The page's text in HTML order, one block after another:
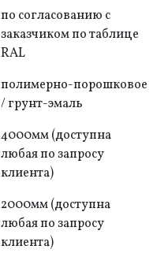
по согласованию с
заказчиком по таблице
RAL
полимерно-порошковое
/ грунт-эмаль
4000мм (доступна
любая по запросу
клиента)
2000мм (доступна
любая по запросу
клиента)